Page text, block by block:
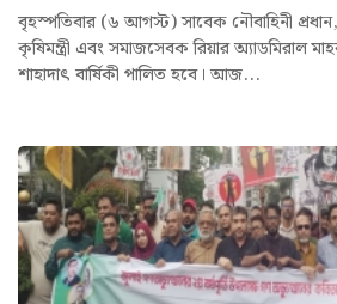
বৃহস্পতিবার (৬ আগস্ট) সাবেক নৌবাহিনী
কৃষিমন্ত্রী এবং সমাজসেবক রিয়ার অ্যাডমিরাল
শাহাদাৎ বার্ষিকী পালিত হবে। আজ...